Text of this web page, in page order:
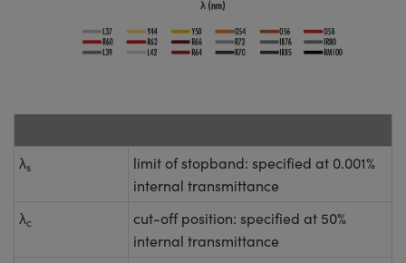
λs
limit of stopband: specified at 0.001%
internal transmittance
λc
cut-off position: specified at 50%
internal transmittance